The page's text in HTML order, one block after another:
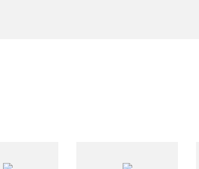
tarafımıza iletebilirsiniz.